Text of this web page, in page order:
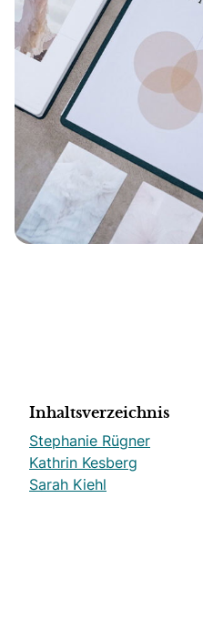
Inhaltsverzeichnis
Stephanie Rügner
Kathrin Kesberg
Sarah Kiehl